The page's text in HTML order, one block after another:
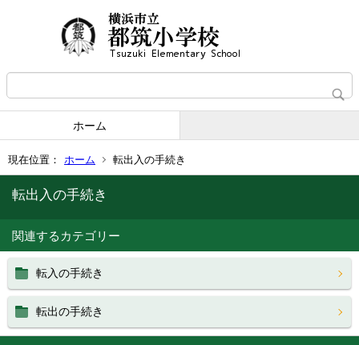
ホーム
現在位置： ホーム 転出入の手続き
転出入の手続き
関連するカテゴリー
転入の手続き
転出の手続き